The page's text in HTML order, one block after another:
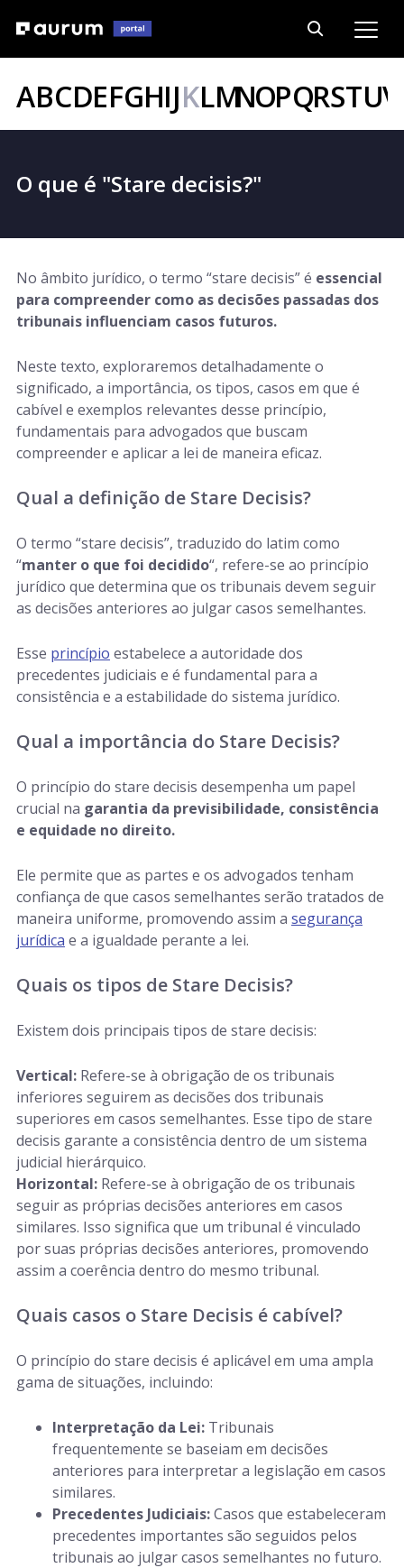
ABCDEFGHIJKLMNOPQRSTUV
O que é "Stare decisis?"
No âmbito jurídico, o termo “stare decisis” é essencial
para compreender como as decisões passadas dos
tribunais influenciam casos futuros.
Neste texto, exploraremos detalhadamente o
significado, a importância, os tipos, casos em que é
cabível e exemplos relevantes desse princípio,
fundamentais para advogados que buscam
compreender e aplicar a lei de maneira eficaz.
Qual a definição de Stare Decisis?
O termo “stare decisis”, traduzido do latim como
“manter o que foi decidido“, refere-se ao princípio
jurídico que determina que os tribunais devem seguir
as decisões anteriores ao julgar casos semelhantes.
Esse princípio estabelece a autoridade dos
precedentes judiciais e é fundamental para a
consistência e a estabilidade do sistema jurídico.
Qual a importância do Stare Decisis?
O princípio do stare decisis desempenha um papel
crucial na garantia da previsibilidade, consistência
e equidade no direito.
Ele permite que as partes e os advogados tenham
confiança de que casos semelhantes serão tratados de
maneira uniforme, promovendo assim a segurança
jurídica e a igualdade perante a lei.
Quais os tipos de Stare Decisis?
Existem dois principais tipos de stare decisis:
Vertical: Refere-se à obrigação de os tribunais
inferiores seguirem as decisões dos tribunais
superiores em casos semelhantes. Esse tipo de stare
decisis garante a consistência dentro de um sistema
judicial hierárquico.
Horizontal: Refere-se à obrigação de os tribunais
seguir as próprias decisões anteriores em casos
similares. Isso significa que um tribunal é vinculado
por suas próprias decisões anteriores, promovendo
assim a coerência dentro do mesmo tribunal.
Quais casos o Stare Decisis é cabível?
O princípio do stare decisis é aplicável em uma ampla
gama de situações, incluindo:
Interpretação da Lei: Tribunais
frequentemente se baseiam em decisões
anteriores para interpretar a legislação em casos
similares.
Precedentes Judiciais:Casos que estabeleceram
precedentes importantes são seguidos pelos
tribunais ao julgar casos semelhantes no futuro.